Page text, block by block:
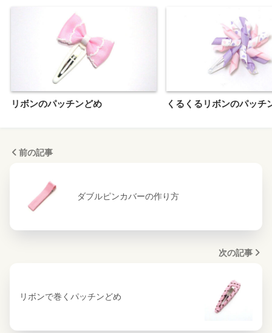
リボンのパッチンどめ くるくるリボンのパッチ
前の記事
ダブルピンカバーの作り方
次の記事
リボンで巻くパッチンどめ